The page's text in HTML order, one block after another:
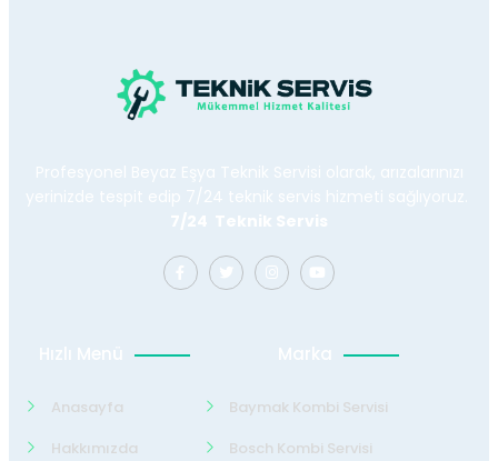
Profesyonel Beyaz Eşya Teknik Servisi olarak, arızalarınızı
yerinizde tespit edip 7/24 teknik servis hizmeti sağlıyoruz.
7/24 Teknik Servis
Hızlı Menü
Anasayfa
Hakkımızda
Marka
Baymak Kombi Servisi
Bosch Kombi Servisi